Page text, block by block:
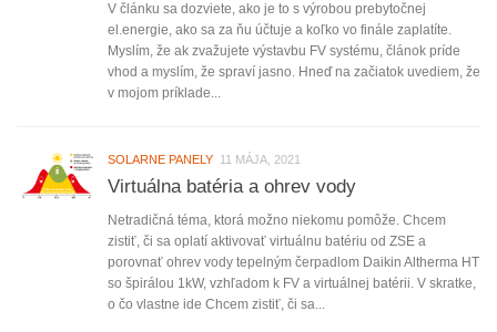
V článku sa dozviete, ako je to s výrobou prebytočnej
el.energie, ako sa za ňu účtuje a koľko vo finále zaplatíte.
Myslím, že ak zvažujete výstavbu FV systému, článok príde
vhod a myslím, že spraví jasno. Hneď na začiatok uvediem, že
v mojom príklade...
SOLARNE PANELY 11 MÁJA, 2021
Virtuálna batéria a ohrev vody
Netradičná téma, ktorá možno niekomu pomôže. Chcem
zistiť, či sa oplatí aktivovať virtuálnu batériu od ZSE a
porovnať ohrev vody tepelným čerpadlom Daikin Altherma HT
so špirálou 1kW, vzhľadom k FV a virtuálnej batérii. V skratke,
o čo vlastne ide Chcem zistiť, či sa...